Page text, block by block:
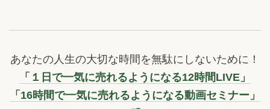
あなたの人生の大切な時間を無駄にしないために！
「１日で一気に売れるようになる12時間LIVE」
「16時間で一気に売れるようになる動画セミナー」